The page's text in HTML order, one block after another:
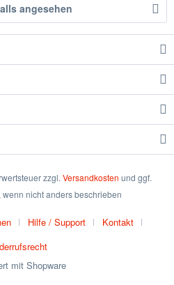
angesehen
zzgl. Versandkosten und ggf.
nicht anders beschrieben
Hilfe / Support
Kontakt
mit Shopware